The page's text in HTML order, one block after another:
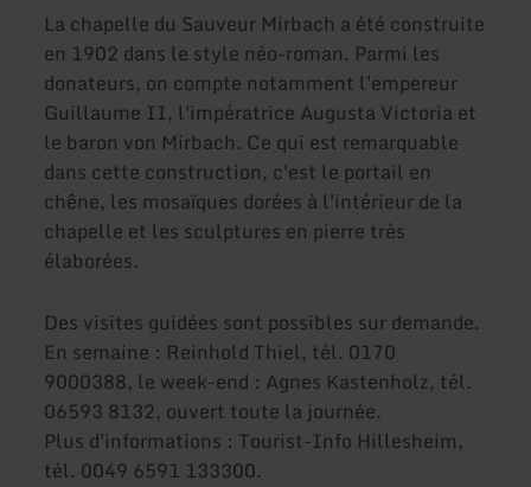
La chapelle du Sauveur Mirbach a été construite
en 1902 dans le style néo-roman. Parmi les
donateurs, on compte notamment l'empereur
Guillaume II, l'impératrice Augusta Victoria et
le baron von Mirbach. Ce qui est remarquable
dans cette construction, c'est le portail en
chêne, les mosaïques dorées à l'intérieur de la
chapelle et les sculptures en pierre très
élaborées.
Des visites guidées sont possibles sur demande.
En semaine : Reinhold Thiel, tél. 0170
9000388, le week-end : Agnes Kastenholz, tél.
06593 8132, ouvert toute la journée.
Plus d'informations : Tourist-Info Hillesheim,
tél. 0049 6591 133300.